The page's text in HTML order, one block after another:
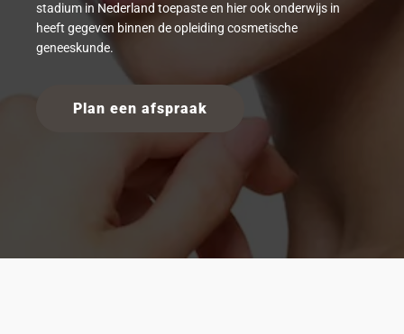
stadium in Nederland toepaste en hier ook onderwijs in
heeft gegeven binnen de opleiding cosmetische
geneeskunde.
Plan een afspraak